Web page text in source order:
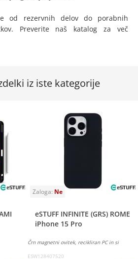
od rezervnih delov do porabnih
Preverite naš katalog za več
iz iste kategorije
eSTUFF INFINITE (GRS) ROME
iPhone 15 Pro
Črn magnetni ovitek, recikliran PC in si
ESW128407520